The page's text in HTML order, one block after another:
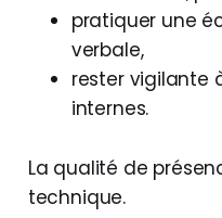
pratiquer une
verbale,
rester vigilante
internes.
La qualité de
technique.